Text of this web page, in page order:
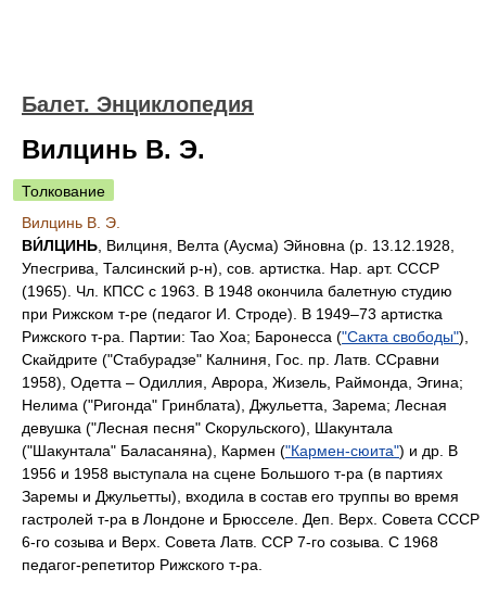
Балет. Энциклопедия
Вилцинь В. Э.
Толкование
Вилцинь В. Э.
ВИ́ЛЦИНЬ , Вилциня, Велта (Аусма) Эйновна (р. 13.12.1928,
Упесгрива, Талсинский р-н), сов. артистка. Нар. арт. СССР
(1965). Чл. КПСС с 1963. В 1948 окончила балетную студию
при Рижском т-ре (педагог И. Строде). В 1949–73 артистка
Рижского т-ра. Партии: Tao Хоа; Баронесса ("Сакта свободы"),
Скайдрите ("Стабурадзе" Калниня, Гос. пр. Латв. ССравни
1958), Одетта – Одиллия, Аврора, Жизель, Раймонда, Эгина;
Нелима ("Ригонда" Гринблата), Джульетта, Зарема; Лесная
девушка ("Лесная песня" Скорульского), Шакунтала
("Шакунтала" Баласаняна), Кармен ("Кармен-сюита") и др. В
1956 и 1958 выступала на сцене Большого т-ра (в партиях
Заремы и Джульетты), входила в состав его труппы во время
гастролей т-ра в Лондоне и Брюсселе. Деп. Верх. Совета СССР
6-го созыва и Верх. Совета Латв. ССР 7-го созыва. С 1968
педагог-репетитор Рижского т-ра.